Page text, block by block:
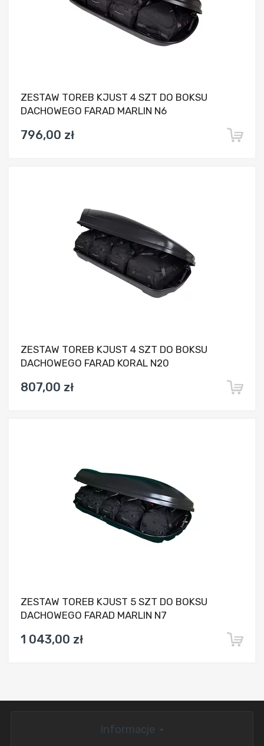
ZESTAW TOREB KJUST 4 SZT DO BOKSU
DACHOWEGO FARAD MARLIN N6
796,00 zł
ZESTAW TOREB KJUST 4 SZT DO BOKSU
DACHOWEGO FARAD KORAL N20
807,00 zł
ZESTAW TOREB KJUST 5 SZT DO BOKSU
DACHOWEGO FARAD MARLIN N7
1 043,00 zł
Informacje